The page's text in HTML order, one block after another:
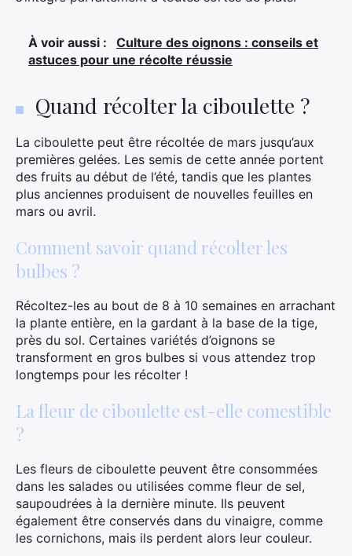
À voir aussi :
Culture des oignons : conseils et
astuces pour une récolte réussie
Quand récolter la ciboulette ?
La ciboulette peut être récoltée de mars jusqu’aux
premières gelées. Les semis de cette année portent
des fruits au début de l’été, tandis que les plantes
plus anciennes produisent de nouvelles feuilles en
mars ou avril.
Comment savoir quand récolter les
bulbes ?
Récoltez-les au bout de 8 à 10 semaines en arrachant
la plante entière, en la gardant à la base de la tige,
près du sol. Certaines variétés d’oignons se
transforment en gros bulbes si vous attendez trop
longtemps pour les récolter !
La fleur de ciboulette est-elle comestible
?
Les fleurs de ciboulette peuvent être consommées
dans les salades ou utilisées comme fleur de sel,
saupoudrées à la dernière minute. Ils peuvent
également être conservés dans du vinaigre, comme
les cornichons, mais ils perdent alors leur couleur.